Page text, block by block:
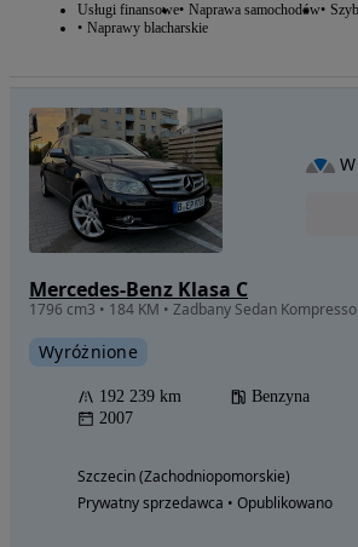
Usługi finansowe Naprawa samochodów
Naprawy blacharskie
Mercedes-Benz Klasa C
Wyróżnione
192 239 km Benzyna
2007
Szczecin (Zachodniopomorskie)
Prywatny sprzedawca • Opublikowano